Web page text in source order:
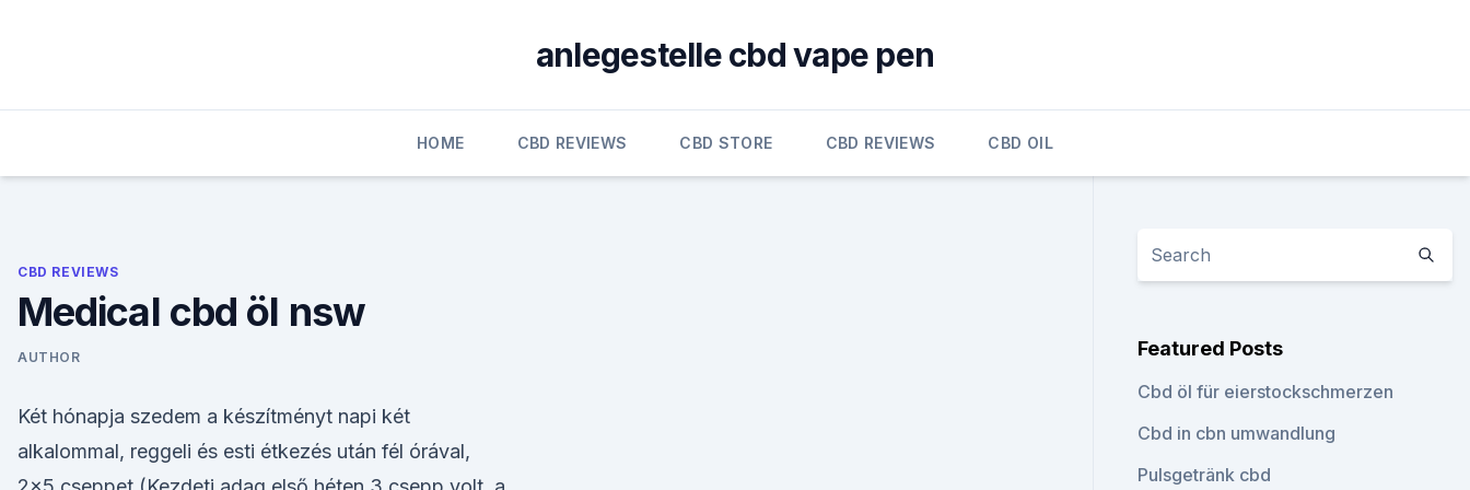
anlegestelle cbd vape pen
HOME CBD REVIEWS CBD STORE CBD REVIEWS CBD OIL
CBD REVIEWS
Medical cbd öl nsw
AUTHOR
Két hónapja szedem a készítményt napi két
alkalommal, reggeli és esti étkezés után fél órával,
Featured Posts
Cbd öl für eierstockschmerzen
Cbd in cbn umwandlung
Pulsgetränk cbd